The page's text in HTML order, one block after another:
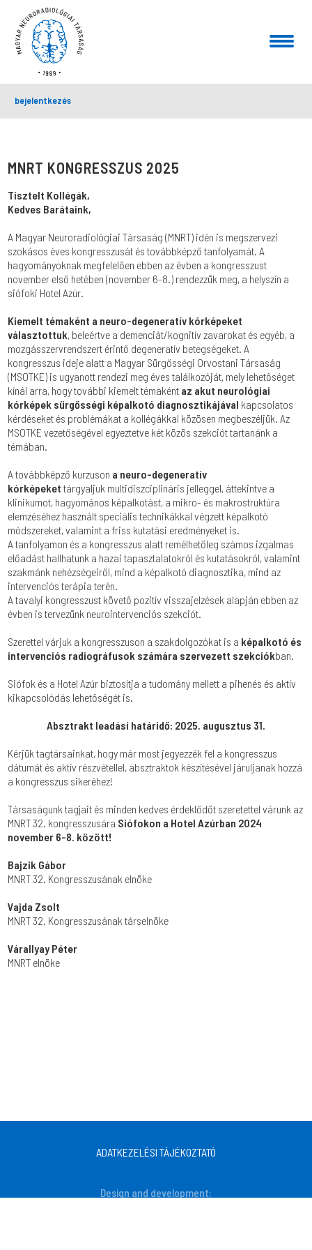
bejelentkezés
MNRT KONGRESSZUS 2025
Tisztelt Kollégák,
Kedves Barátaink,
A Magyar Neuroradiológiai Társaság (MNRT) idén is megszervezi
szokásos éves kongresszusát és továbbképző tanfolyamát. A
hagyományoknak megfelelően ebben az évben a kongresszust
november első hetében (november 6-8.) rendezzük meg, a helyszín a
siófoki Hotel Azúr.
Kiemelt témaként a neuro-degeneratív kórképeket
választottuk, beleértve a demenciát/kognitív zavarokat és egyéb, a
mozgásszervrendszert érintő degeneratív betegségeket. A
kongresszus ideje alatt a Magyar Sürgősségi Orvostani Társaság
(MSOTKE) is ugyanott rendezi meg éves találkozóját, mely lehetőséget
kínál arra, hogy további kiemelt témaként az akut neurológiai
kórképek sürgősségi képalkotó diagnosztikájával kapcsolatos
kérdéseket és problémákat a kollégákkal közösen megbeszéljük. Az
MSOTKE vezetőségével egyeztetve két közös szekciót tartanánk a
témában.
A továbbképző kurzuson a neuro-degeneratív
kórképeket tárgyaljuk multidiszciplináris jelleggel, áttekintve a
klinikumot, hagyomános képalkotást, a mikro- és makrostruktúra
elemzéséhez használt speciális technikákkal végzett képalkotó
módszereket, valamint a friss kutatási eredményeket is.
A tanfolyamon és a kongresszus alatt remélhetőleg számos izgalmas
előadást hallhatunk a hazai tapasztalatokról és kutatásokról, valamint
szakmánk nehézségeiről, mind a képalkotó diagnosztika, mind az
intervenciós terápia terén.
A tavalyi kongresszust követő pozitív visszajelzések alapján ebben az
évben is tervezünk neurointervenciós szekciót.
Szerettel várjuk a kongresszuson a szakdolgozókat is a képalkotó és
intervenciós radiográfusok számára szervezett szekciókban.
Siófok és a Hotel Azúr biztosítja a tudomány mellett a pihenés és aktív
kikapcsolódás lehetőségét is.
Absztrakt leadási határidő: 2025. augusztus 31.
Kérjük tagtársainkat, hogy már most jegyezzék fel a kongresszus
dátumát és aktív részvétellel, absztraktok készítésével járuljanak hozzá
a kongresszus sikeréhez!
Társaságunk tagjait és minden kedves érdeklődőt szeretettel várunk az
MNRT 32. kongresszusára Siófokon a Hotel Azúrban 2024
november 6-8. között!
Bajzik Gábor
MNRT 32. Kongresszusának elnöke
Vajda Zsolt
MNRT 32. Kongresszusának társelnöke
Várallyay Péter
MNRT elnöke
ADATKEZELÉSI TÁJÉKOZTATÓ
Design and development: